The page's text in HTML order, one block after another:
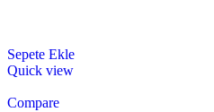
Sepete Ekle
Quick view
Compare